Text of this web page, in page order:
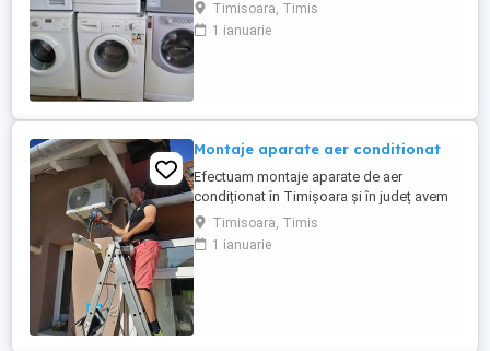
Timisoara, Timis
1 ianuarie
Montaje aparate aer conditionat
Efectuam montaje aparate de aer
condiționat în Timișoara și în județ avem
experiență de peste 10 ani ,oferim
garanția montajului efectuam igienizarea
,mentenanță aparatelor ,reparam încărcăm
Timisoara, Timis
1 ianuarie